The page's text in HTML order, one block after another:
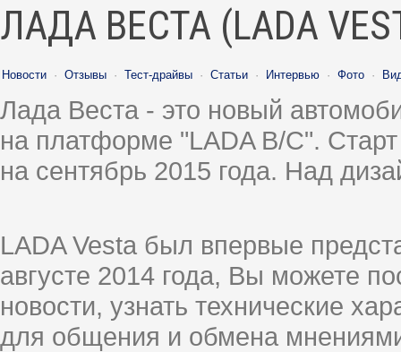
ЛАДА ВЕСТА (LADA
Новости · Отзывы · Тест-драйвы · Статьи · Интервью · Фото ·
Лада Веста - это новый
на платформе "LADA B/C".
на сентябрь 2015 года. Над
LADA Vesta был впервые
августе 2014 года, Вы можете
новости, узнать технические
для общения и обмена